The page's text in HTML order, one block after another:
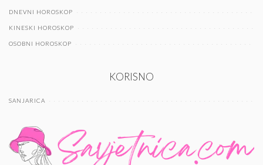
DNEVNI HOROSKOP
KINESKI HOROSKOP
OSOBNI HOROSKOP
KORISNO
SANJARICA